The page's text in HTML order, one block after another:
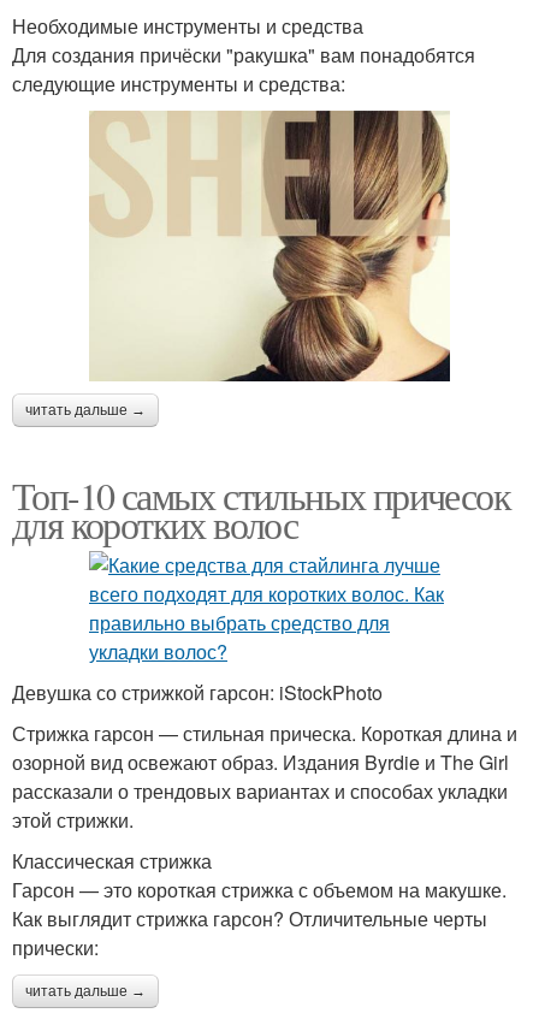
Необходимые инструменты и средства
Для создания причёски "ракушка" вам понадобятся
следующие инструменты и средства:
читать дальше →
Топ-10 самых стильных причесок
для коротких волос
Девушка со стрижкой гарсон: iStockPhoto
Стрижка гарсон — стильная прическа. Короткая длина и
озорной вид освежают образ. Издания Byrdie и The Girl
рассказали о трендовых вариантах и способах укладки
этой стрижки.
Классическая стрижка
Гарсон — это короткая стрижка с объемом на макушке.
Как выглядит стрижка гарсон? Отличительные черты
прически:
читать дальше →